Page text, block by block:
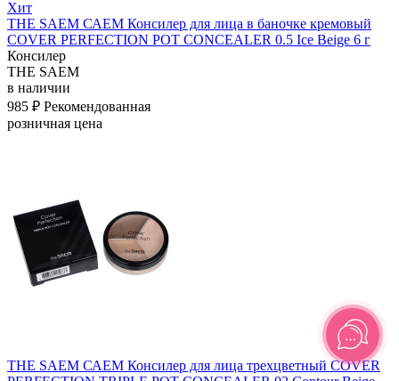
Хит
THE SAEM САЕМ Консилер для лица в баночке кремовый
COVER PERFECTION POT CONCEALER 0.5 Ice Beige 6 г
Консилер
THE SAEM
в наличии
985 ₽ Рекомендованная
розничная цена
THE SAEM САЕМ Консилер для лица трехцветный COVER